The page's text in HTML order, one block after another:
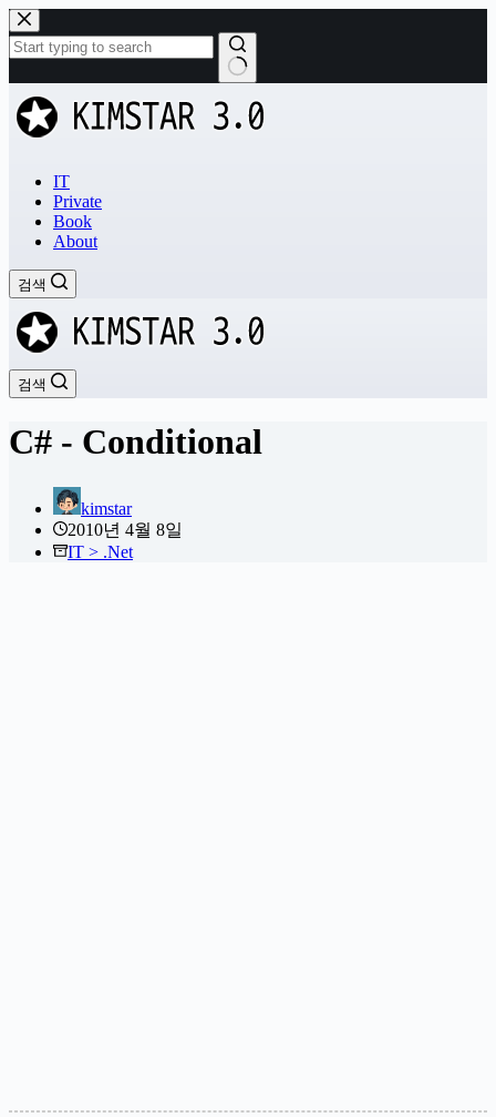
본
문
으
로
건
너
과
없
IT
Private
Book
About
검색
검색
C# - Conditional
kimstar
2010년 4월 8일
IT > .Net